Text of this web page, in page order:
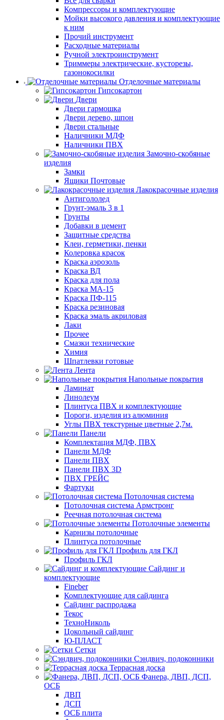
Компрессоры и комплектующие
Мойки высокого давления и комплектующие
к ним
Прочий инструмент
Расходные материалы
Ручной электроинструмент
Триммеры электрические, кусторезы,
газонокосилки
Отделочные материалы
Гипсокартон
Двери
Двери гармошка
Двери дерево, шпон
Двери стальные
Наличники МДФ
Наличники ПВХ
Замочно-скобяные
изделия
Замки
Ящики Почтовые
Лакокрасочные изделия
Антигололед
Грунт-эмаль 3 в 1
Грунты
Добавки в цемент
Защитные средства
Клеи, герметики, пенки
Колеровка красок
Краска аэрозоль
Краска ВД
Краска для пола
Краска МА-15
Краска ПФ-115
Краска резиновая
Краска эмаль акриловая
Лаки
Прочее
Смазки технические
Химия
Шпатлевки готовые
Лента
Напольные покрытия
Ламинат
Линолеум
Плинтуса ПВХ и комплектующие
Пороги, изделия из алюминия
Углы ПВХ текстурные цветные 2,7м.
Панели
Комплектация МДФ, ПВХ
Панели МДФ
Панели ПВХ
Панели ПВХ 3D
ПВХ ГРЕЙС
Фартуки
Потолочная система
Потолочная система Армстронг
Реечная потолочная система
Потолочные элементы
Карнизы потолочные
Плинтуса потолочные
Профиль для ГКЛ
Профиль ГКЛ
Сайдинг и
комплектующие
Fineber
Комплектующие для сайдинга
Сайдинг распродажа
Текос
ТехноНиколь
Цокольный сайдинг
Ю-ПЛАСТ
Сетки
Сэндвич, подоконники
Террасная доска
Фанера, ДВП, ДСП,
ОСБ
ДВП
ДСП
ОСБ плита